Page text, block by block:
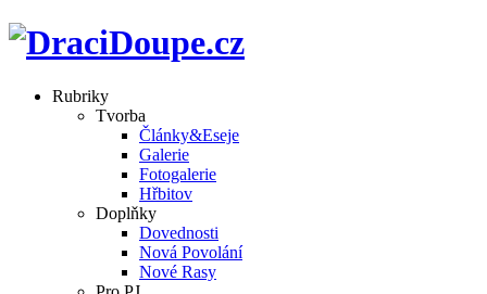
Rubriky
Tvorba
Články&Eseje
Galerie
Fotogalerie
Hřbitov
Doplňky
Dovednosti
Nová Povolání
Nové Rasy